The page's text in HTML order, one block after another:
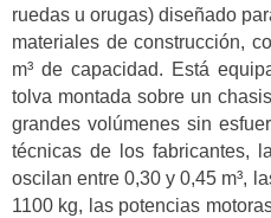
ruedas u orugas) diseñado
materiales de construcción,
m³ de capacidad. Está
tolva montada sobre un
grandes volúmenes sin
técnicas de los fabricantes,
oscilan entre 0,30 y 0,45 m³,
1100 kg, las potencias